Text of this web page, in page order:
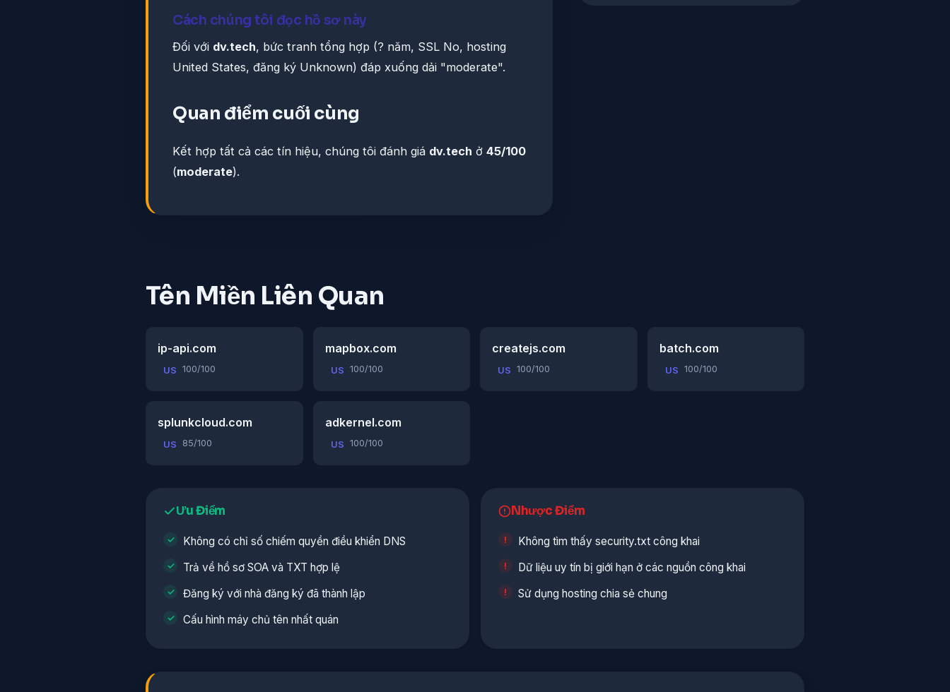
Cách chúng tôi đọc hồ sơ này
Đối với dv.tech, bức tranh tổng hợp (? năm, SSL No, hosting
United States, đăng ký Unknown) đáp xuống dải "moderate".
Quan điểm cuối cùng
Kết hợp tất cả các tín hiệu, chúng tôi đánh giá dv.tech ở 45/100
(moderate).
Tên Miền Liên Quan
ip-api.com
US 100/100
mapbox.com
US 100/100
createjs.com
US 100/100
batch.com
US 100/100
splunkcloud.com
US 85/100
adkernel.com
US 100/100
Ưu Điểm
Không có chỉ số chiếm quyền điều khiển DNS
Trả về hồ sơ SOA và TXT hợp lệ
Đăng ký với nhà đăng ký đã thành lập
Cấu hình máy chủ tên nhất quán
Nhược Điểm
Không tìm thấy security.txt công khai
Dữ liệu uy tín bị giới hạn ở các nguồn công khai
Sử dụng hosting chia sẻ chung